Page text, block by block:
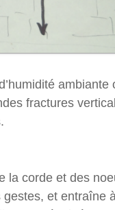
fractures
la corde et des
et entraîne